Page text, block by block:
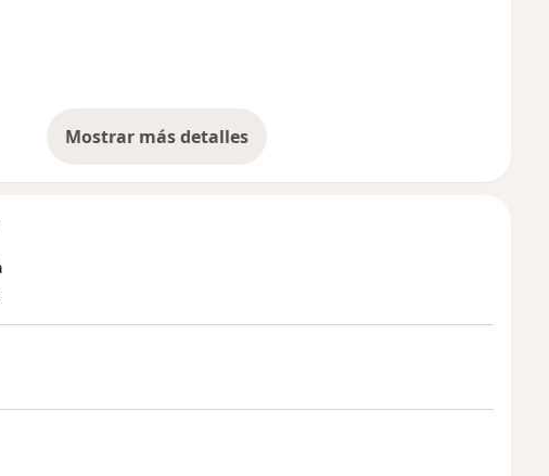
Mostrar más detalles
sobre la experiencia